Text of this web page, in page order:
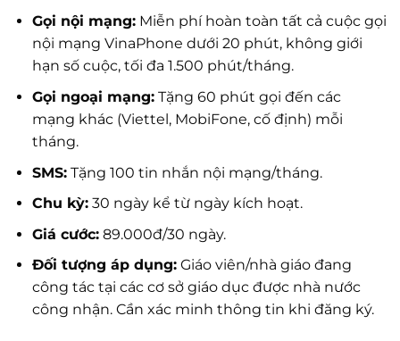
Gọi nội mạng:Miễn phí hoàn toàn tất cả cuộc gọi
nội mạng VinaPhone dưới 20 phút, không giới
hạn số cuộc, tối đa 1.500 phút/tháng.
Gọi ngoại mạng:Tặng 60 phút gọi đến các
mạng khác (Viettel, MobiFone, cố định) mỗi
tháng.
SMS:Tặng 100 tin nhắn nội mạng/tháng.
Chu kỳ:30 ngày kể từ ngày kích hoạt.
Giá cước:89.000đ/30 ngày.
Đối tượng áp dụng:Giáo viên/nhà giáo đang
công tác tại các cơ sở giáo dục được nhà nước
công nhận. Cần xác minh thông tin khi đăng ký.